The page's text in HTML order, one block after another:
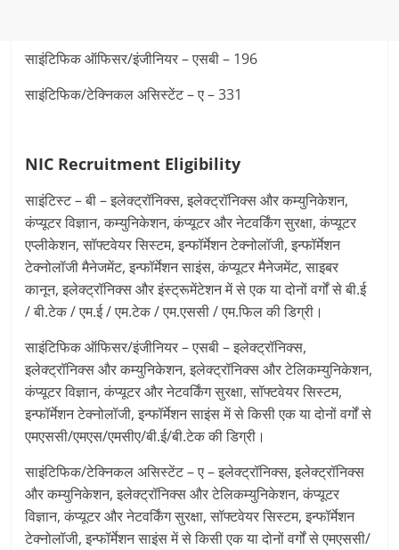
साइंटिफिक ऑफिसर/इंजीनियर – एसबी – 196
साइंटिफिक/टेक्निकल असिस्टेंट – ए – 331
NIC Recruitment Eligibility
साइंटिस्ट – बी – इलेक्ट्रॉनिक्स, इलेक्ट्रॉनिक्स और कम्युनिकेशन,
कंप्यूटर विज्ञान, कम्युनिकेशन, कंप्यूटर और नेटवर्किंग सुरक्षा, कंप्यूटर
एप्लीकेशन, सॉफ्टवेयर सिस्टम, इन्फॉर्मेशन टेक्नोलॉजी, इन्फॉर्मेशन
टेक्नोलॉजी मैनेजमेंट, इन्फॉर्मेशन साइंस, कंप्यूटर मैनेजमेंट, साइबर
कानून, इलेक्ट्रॉनिक्स और इंस्ट्रूमेंटेशन में से एक या दोनों वर्गों से बी.ई
/ बी.टेक / एम.ई / एम.टेक / एम.एससी / एम.फिल की डिग्री।
साइंटिफिक ऑफिसर/इंजीनियर – एसबी – इलेक्ट्रॉनिक्स,
इलेक्ट्रॉनिक्स और कम्युनिकेशन, इलेक्ट्रॉनिक्स और टेलिकम्युनिकेशन,
कंप्यूटर विज्ञान, कंप्यूटर और नेटवर्किंग सुरक्षा, सॉफ्टवेयर सिस्टम,
इन्फॉर्मेशन टेक्नोलॉजी, इन्फॉर्मेशन साइंस में से किसी एक या दोनों वर्गों से
एमएससी/एमएस/एमसीए/बी.ई/बी.टेक की डिग्री।
साइंटिफिक/टेक्निकल असिस्टेंट – ए – इलेक्ट्रॉनिक्स, इलेक्ट्रॉनिक्स
और कम्युनिकेशन, इलेक्ट्रॉनिक्स और टेलिकम्युनिकेशन, कंप्यूटर
विज्ञान, कंप्यूटर और नेटवर्किंग सुरक्षा, सॉफ्टवेयर सिस्टम, इन्फॉर्मेशन
टेक्नोलॉजी, इन्फॉर्मेशन साइंस में से किसी एक या दोनों वर्गों से एमएससी/